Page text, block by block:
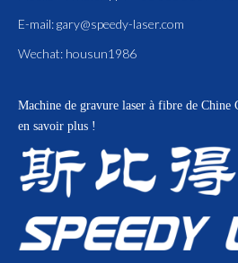
E-mail:gary@speedy-laser.com
Wechat: housun1986
Machine de gravure laser à fibre de Chine
en savoir plus !